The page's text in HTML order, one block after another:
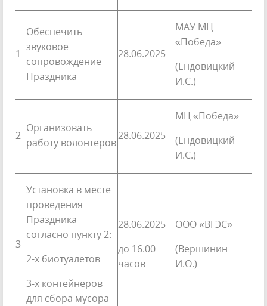
1
Обеспечить
звуковое
сопровождение
Праздника
28.06.2025
МАУ МЦ
«Победа»
(Ендовицкий
И.С.)
2
Организовать
работу волонтеров
28.06.2025
МЦ «Победа»
(Ендовицкий
И.С.)
3
Установка в месте
проведения
Праздника
согласно пункту 2:
2-х биотуалетов
3-х контейнеров
для сбора мусора
28.06.2025
до 16.00
часов
ООО «ВГЭС»
(Вершинин
И.О.)